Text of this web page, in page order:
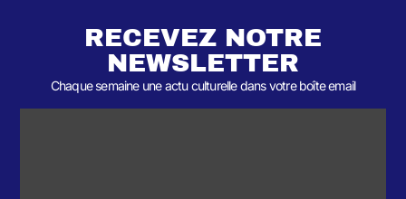
RECEVEZ NOTRE
NEWSLETTER
Chaque semaine une actu culturelle dans votre boîte email